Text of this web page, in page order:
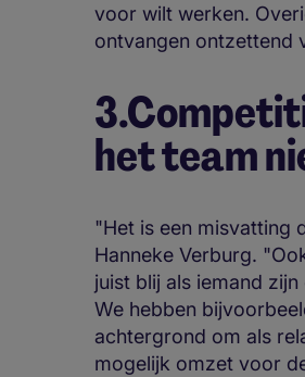
voor wilt werken.
ontvangen ontzettend
het team
"Het is een misvatting
Hanneke Verburg.
juist blij als iemand
We hebben
achtergrond om als
mogelijk omzet voor